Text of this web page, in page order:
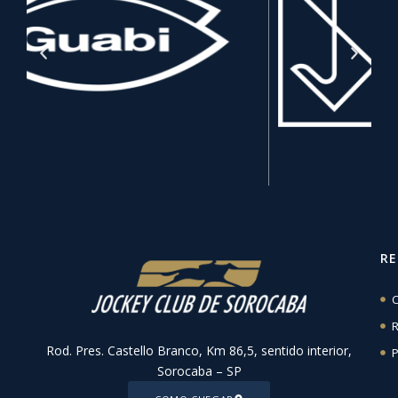
Rod. Pres. Castello Branco, Km 86,5, sentido interior,
Sorocaba – SP